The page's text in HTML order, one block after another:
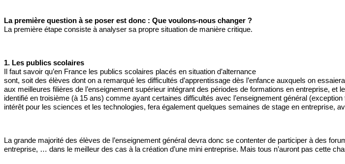
La première question à se poser est donc : Que voulons-nous changer ?
La première étape consiste à analyser sa propre situation de manière critique.
1. Les publics scolaires
Il faut savoir qu’en France les publics scolaires placés en situation d’alternance
sont, soit des élèves dont on a remarqué les difficultés d’apprentissage dès l’enfance auxquels on
aux meilleures filières de l’enseignement supérieur intégrant des périodes de formations en entreprise,
identifié en troisième (à 15 ans) comme ayant certaines difficultés avec l’enseignement général
intérêt pour les sciences et les technologies, fera également quelques semaines de stage en entreprise,
La grande majorité des élèves de l’enseignement général devra donc se contenter de participer à des
entreprise, … dans le meilleur des cas à la création d’une mini entreprise. Mais tous n’auront pas cette